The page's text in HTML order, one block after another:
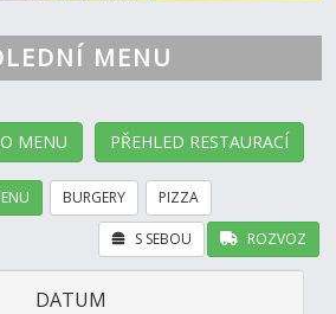
MENU
MENU PŘEHLED RESTAURACÍ
BURGERY PIZZA
ROZVOZ
S SEBOU
DATUM